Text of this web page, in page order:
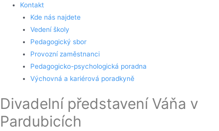
Kontakt
Kde nás najdete
Vedení školy
Pedagogický sbor
Provozní zaměstnanci
Pedagogicko-psychologická poradna
Výchovná a kariérová poradkyně
Divadelní představení Váňa v
Pardubicích